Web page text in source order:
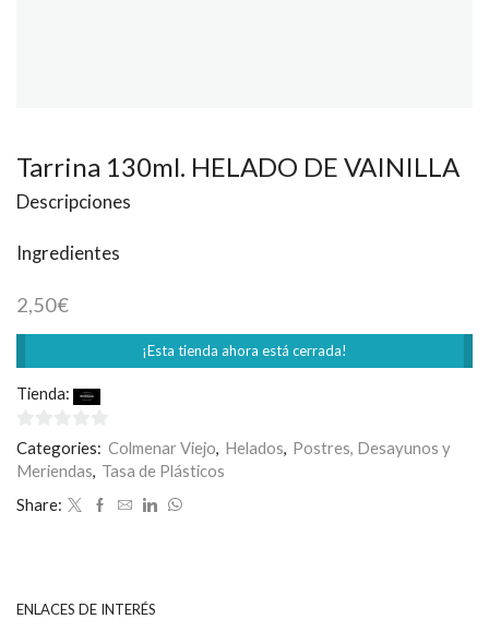
Tarrina 130ml. HELADO DE VAINILLA
Descripciones
Ingredientes
2,50€
¡Esta tienda ahora está cerrada!
Tienda:
0
de
Categories: Colmenar Viejo Helados Postres, Desayunos y
Meriendas Tasa de Plásticos
Share:
ENLACES DE INTERÉS